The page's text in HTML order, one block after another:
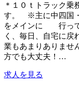
＊１０ｔトラック乗
す。 ※主に中四国・
をメインに 行っ
く、毎日、自宅に
業もあまりありま
方でも大丈夫！…
求人を見る